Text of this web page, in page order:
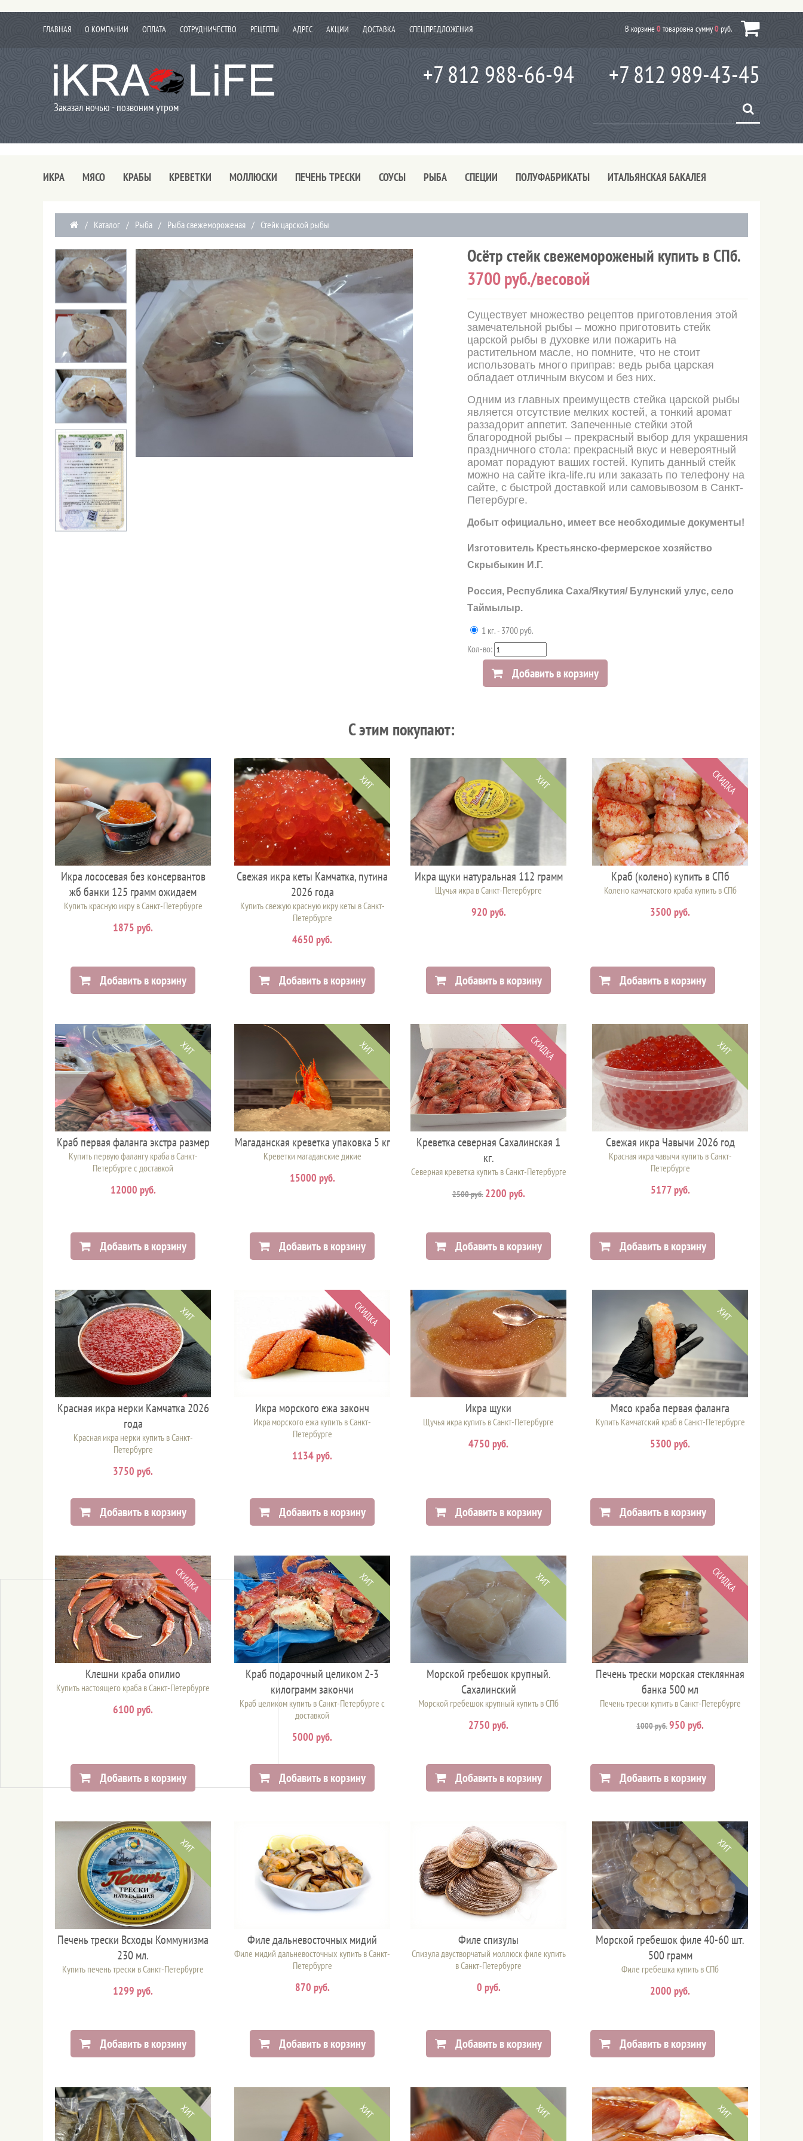
ГЛАВНАЯ О КОМПАНИИ ОПЛАТА СОТРУДНИЧЕСТВО РЕЦЕПТЫ АДРЕС АКЦИИ ДОСТАВКА СПЕЦПРЕДЛОЖЕНИЯ В корзине0товаровна сумму0руб.
Заказал ночью - позвоним утром
+7 812 988-66-94 +7 812 989-43-45
ИКРА МЯСО КРАБЫ КРЕВЕТКИ МОЛЛЮСКИ ПЕЧЕНЬ ТРЕСКИ СОУСЫ РЫБА СПЕЦИИ ПОЛУФАБРИКАТЫ ИТАЛЬЯНСКАЯ БАКАЛЕЯ
/ Каталог / Рыба / Рыба свежемороженая / Стейк царской рыбы
Осётр стейк свежемороженый купить в СПб.
3700руб./весовой
Существует множество рецептов приготовления этой
замечательной рыбы – можно приготовить стейк
царской рыбы в духовке или пожарить на
растительном масле, но помните, что не стоит
использовать много приправ: ведь рыба царская
обладает отличным вкусом и без них.
Одним из главных преимуществ стейка царской рыбы
является отсутствие мелких костей, а тонкий аромат
раззадорит аппетит. Запеченные стейки этой
благородной рыбы – прекрасный выбор для украшения
праздничного стола: прекрасный вкус и невероятный
аромат порадуют ваших гостей. Купить данный стейк
можно на сайте ikra-life.ru или заказать по телефону на
сайте, с быстрой доставкой или самовывозом в Санкт-
Петербурге.
Добыт официально, имеет все необходимые документы!
Изготовитель Крестьянско-фермерское хозяйство
Скрыбыкин И.Г.
Россия, Республика Саха/Якутия/ Булунский улус, село
Таймылыр.
1 кг. - 3700 руб.
Кол-во:
Добавить в корзину
C этим покупают:
Икра лососевая без консервантов
жб банки 125 грамм ожидаем
Купить красную икру в Санкт-Петербурге
1875 руб.
Добавить в корзину
ХИТ
Свежая икра кеты Камчатка, путина
2026 года
Купить свежую красную икру кеты в Санкт-
Петербурге
4650 руб.
Добавить в корзину
ХИТ
Икра щуки натуральная 112 грамм
Щучья икра в Санкт-Петербурге
920 руб.
Добавить в корзину
СКИДКА
Краб (колено) купить в СПб
Колено камчатского краба купить в СПб
3500 руб.
Добавить в корзину
ХИТ
Краб первая фаланга экстра размер
Купить первую фалангу краба в Санкт-
Петербурге с доставкой
12000 руб.
Добавить в корзину
ХИТ
Магаданская креветка упаковка 5 кг
Креветки магаданские дикие
15000 руб.
Добавить в корзину
СКИДКА
Креветка северная Сахалинская 1
кг.
Северная креветка купить в Санкт-Петербурге
2500 руб. 2200 руб.
Добавить в корзину
ХИТ
Свежая икра Чавычи 2026 год
Красная икра чавычи купить в Санкт-
Петербурге
5177 руб.
Добавить в корзину
ХИТ
Красная икра нерки Камчатка 2026
года
Красная икра нерки купить в Санкт-
Петербурге
3750 руб.
Добавить в корзину
СКИДКА
Икра морского ежа законч
Икра морского ежа купить в Санкт-
Петербурге
1134 руб.
Добавить в корзину
Икра щуки
Щучья икра купить в Санкт-Петербурге
4750 руб.
Добавить в корзину
ХИТ
Мясо краба первая фаланга
Купить Камчатский краб в Санкт-Петербурге
5300 руб.
Добавить в корзину
СКИДКА
Клешни краба опилио
Купить настоящего краба в Санкт-Петербурге
6100 руб.
Добавить в корзину
ХИТ
Краб подарочный целиком 2-3
килограмм закончи
Краб целиком купить в Санкт-Петербурге с
доставкой
5000 руб.
Добавить в корзину
ХИТ
Морской гребешок крупный.
Сахалинский
Морской гребешок крупный купить в СПб
2750 руб.
Добавить в корзину
СКИДКА
Печень трески морская стеклянная
банка 500 мл
Печень трески купить в Санкт-Петербурге
1000 руб.950 руб.
Добавить в корзину
ХИТ
Печень трески Всходы Коммунизма
230 мл.
Купить печень трески в Санкт-Петербурге
1299 руб.
Добавить в корзину
Филе дальневосточных мидий
Филе мидий дальневосточных купить в Санкт-
Петербурге
870 руб.
Добавить в корзину
Филе спизулы
Спизула двустворчатый моллюск филе купить
в Санкт-Петербурге
0 руб.
Добавить в корзину
ХИТ
Морской гребешок филе 40-60 шт.
500 грамм
Филе гребешка купить в СПб
2000 руб.
Добавить в корзину
ХИТ ХИТ ХИТ ХИТ